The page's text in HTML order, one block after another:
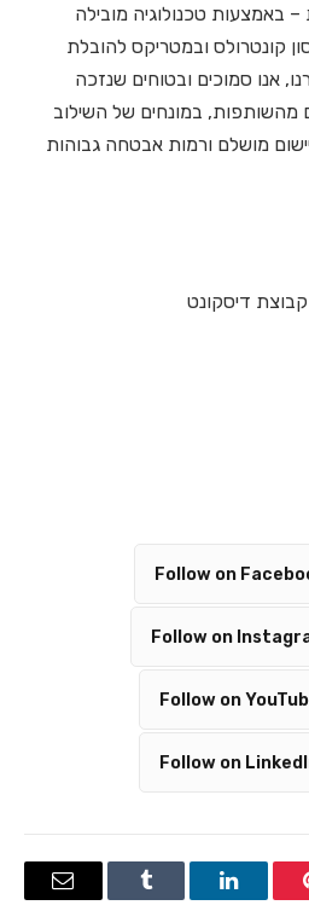
– באמצעות טכנולוגיה מובילה
קונטרולס ובמטריקס להובלת
אנו סמוכים ובטוחים שנזכה
מהשותפות, במונחים של השילוב
מושלם ורמות אבטחה גבוהות
דיסקונט
Follow on
Follow on
Follow on
Follow on
LinkedIn
Tumblr
Email